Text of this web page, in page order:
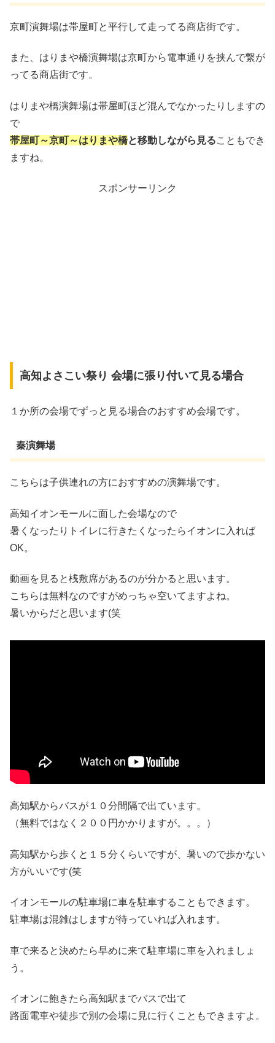
京町演舞場は帯屋町と平行して走ってる商店街です。
また、はりまや橋演舞場は京町から電車通りを挟んで繋が
ってる商店街です。
はりまや橋演舞場は帯屋町ほど混んでなかったりしますの
で
帯屋町～京町～はりまや橋と移動しながら見ることもでき
ますね。
スポンサーリンク
高知よさこい祭り 会場に張り付いて見る場合
１か所の会場でずっと見る場合のおすすめ会場です。
秦演舞場
こちらは子供連れの方におすすめの演舞場です。
高知イオンモールに面した会場なので
暑くなったりトイレに行きたくなったらイオンに入れば
OK。
動画を見ると桟敷席があるのが分かると思います。
こちらは無料なのですがめっちゃ空いてますよね。
暑いからだと思います(笑
高知駅からバスが１０分間隔で出ています。
（無料ではなく２００円かかりますが。。。）
高知駅から歩くと１５分くらいですが、暑いので歩かない
方がいいです(笑
イオンモールの駐車場に車を駐車することもできます。
駐車場は混雑はしますが待っていれば入れます。
車で来ると決めたら早めに来て駐車場に車を入れましょ
う。
イオンに飽きたら高知駅までバスで出て
路面電車や徒歩で別の会場に見に行くこともできますよ。